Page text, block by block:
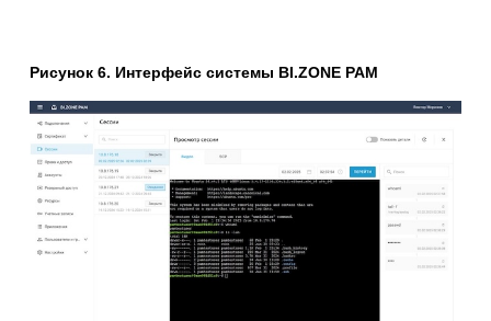
Рисунок 6. Интерфейс системы BI.ZONE PAM